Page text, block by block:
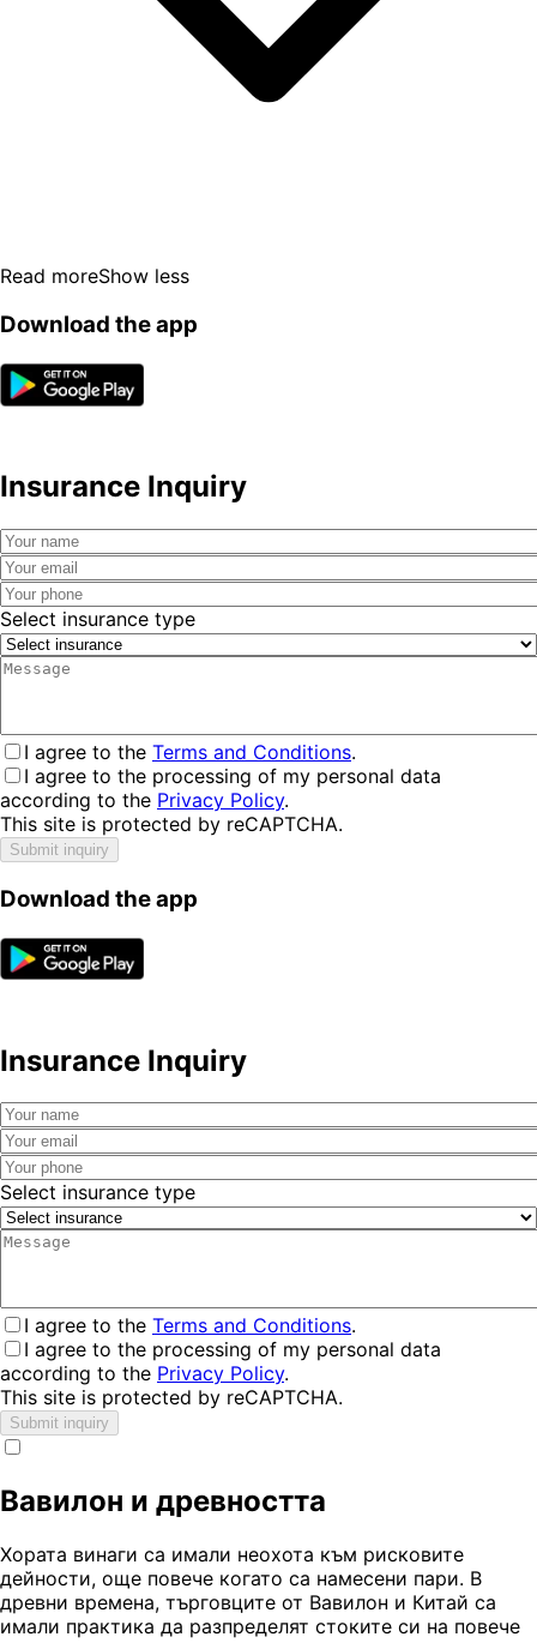
Read moreShow less
Download the app
Insurance Inquiry
Select insurance type
I agree to the Terms and Conditions.
I agree to the processing of my personal data
according to the Privacy Policy.
This site is protected by reCAPTCHA.
Submit inquiry
Download the app
Insurance Inquiry
Select insurance type
I agree to the Terms and Conditions.
I agree to the processing of my personal data
according to the Privacy Policy.
This site is protected by reCAPTCHA.
Submit inquiry
Вавилон и древността
Хората винаги са имали неохота към рисковите
дейности, още повече когато са намесени пари. В
древни времена, търговците от Вавилон и Китай са
имали практика да разпределят стоките си на повече